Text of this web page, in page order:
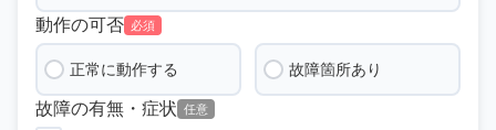
動作の可否 必須
正常に動作する 故障箇所あり
故障の有無・症状 任意